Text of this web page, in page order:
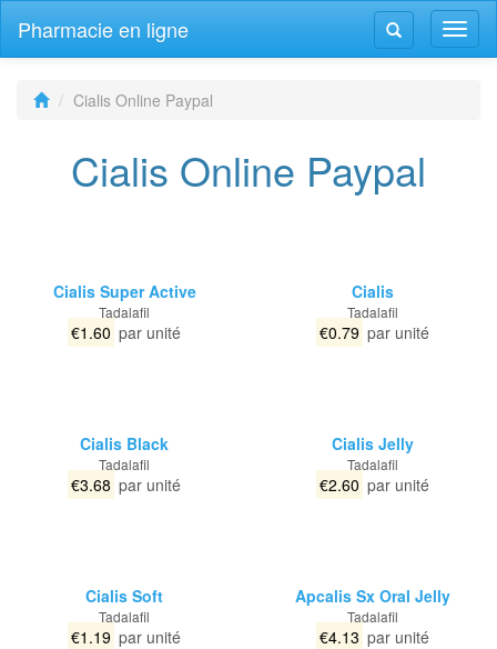
Navigation
bascule
Pharmacie en ligne
Cialis Online Paypal
Cialis Online Paypal
Cialis Super Active
Tadalafil
€1.60 par unité
Cialis
Tadalafil
€0.79 par unité
Cialis Black
Tadalafil
€3.68 par unité
Cialis Jelly
Tadalafil
€2.60 par unité
Cialis Soft
Tadalafil
€1.19 par unité
Apcalis Sx Oral Jelly
Tadalafil
€4.13 par unité